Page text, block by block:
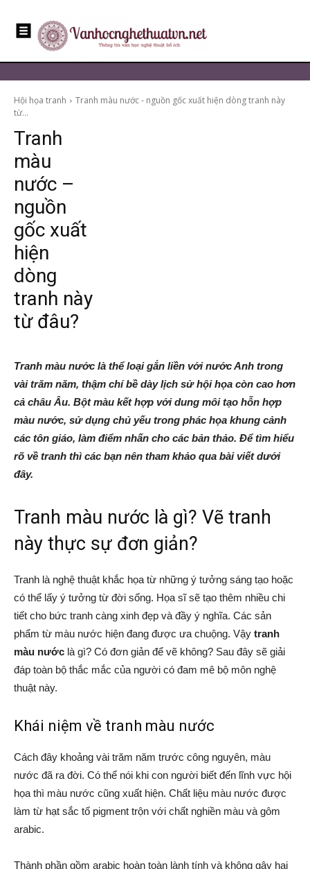
Hội họa tranh
Tranh màu nước - nguồn gốc xuất hiện dòng tranh này
từ...
Tranh
màu
nước –
nguồn
gốc xuất
hiện
dòng
tranh này
từ đâu?
Tranh màu nước là thể loại gắn liền với nước Anh trong
vài trăm năm, thậm chí bề dày lịch sử hội họa còn cao hơn
cả châu Âu. Bột màu kết hợp với dung môi tạo hỗn hợp
màu nước, sử dụng chủ yếu trong phác họa khung cảnh
các tôn giáo, làm điểm nhấn cho các bản thảo. Để tìm hiểu
rõ về tranh thì các bạn nên tham khảo qua bài viết dưới
đây.
Tranh màu nước là gì? Vẽ tranh
này thực sự đơn giản?
Tranh là nghệ thuật khắc họa từ những ý tưởng sáng tạo hoặc
có thể lấy ý tưởng từ đời sống. Họa sĩ sẽ tạo thêm nhiều chi
tiết cho bức tranh càng xinh đẹp và đầy ý nghĩa. Các sản
phẩm từ màu nước hiện đang được ưa chuộng. Vậy tranh
màu nước là gì? Có đơn giản để vẽ không? Sau đây sẽ giải
đáp toàn bộ thắc mắc của người có đam mê bộ môn nghệ
thuật này.
Khái niệm về tranh màu nước
Cách đây khoảng vài trăm năm trước công nguyên, màu
nước đã ra đời. Có thể nói khi con người biết đến lĩnh vực hội
họa thì màu nước cũng xuất hiện. Chất liệu màu nước được
làm từ hạt sắc tố pigment trộn với chất nghiền màu và gôm
arabic.
Thành phần gồm arabic hoàn toàn lành tính và không gây hại